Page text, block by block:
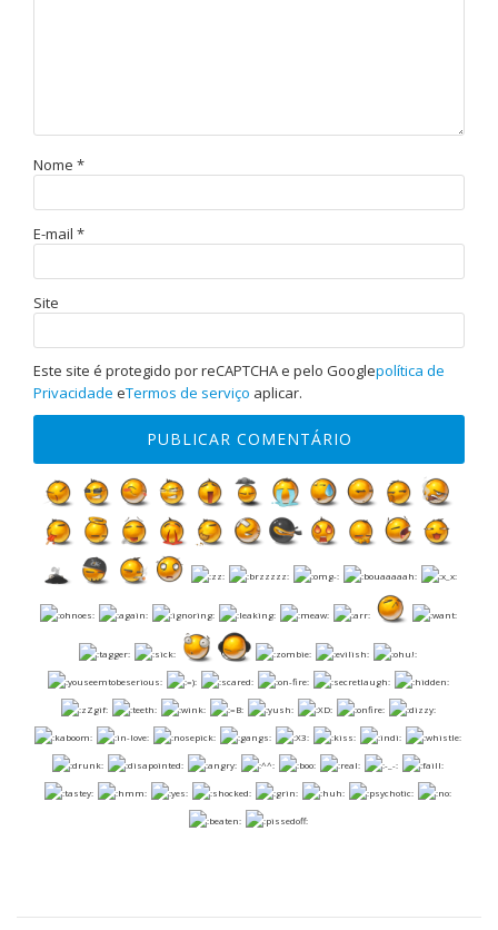
Nome *
E-mail *
Site
Este site é protegido por reCAPTCHA e pelo Googlepolítica de
Privacidade eTermos de serviço aplicar.